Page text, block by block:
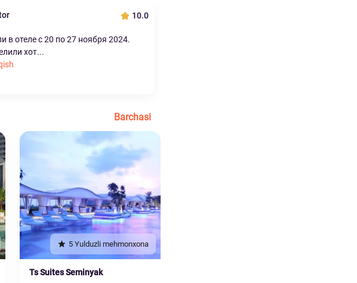
10.0
в отеле с 20 по 27 ноября 2024.
хот...
Barchasi
5 Yulduzli mehmonxona
Ts Suites Seminyak